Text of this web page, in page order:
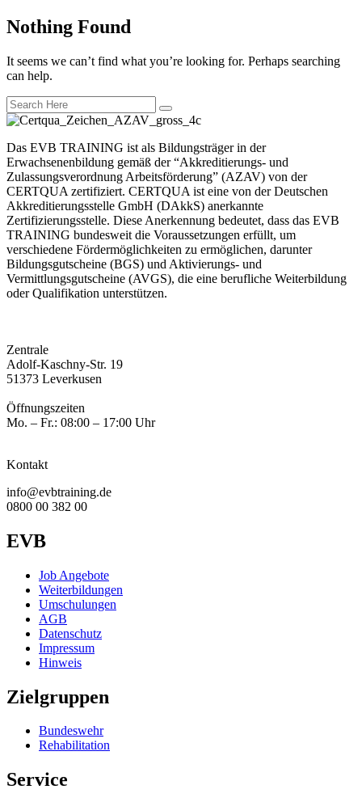
Nothing Found
It seems we can’t find what you’re looking for. Perhaps searching
can help.
Das EVB TRAINING ist als Bildungsträger in der
Erwachsenenbildung gemäß der “Akkreditierungs- und
Zulassungsverordnung Arbeitsförderung” (AZAV) von der
CERTQUA zertifiziert. CERTQUA ist eine von der Deutschen
Akkreditierungsstelle GmbH (DAkkS) anerkannte
Zertifizierungsstelle. Diese Anerkennung bedeutet, dass das EVB
TRAINING bundesweit die Voraussetzungen erfüllt, um
verschiedene Fördermöglichkeiten zu ermöglichen, darunter
Bildungsgutscheine (BGS) und Aktivierungs- und
Vermittlungsgutscheine (AVGS), die eine berufliche Weiterbildung
oder Qualifikation unterstützen.
Zentrale
Adolf-Kaschny-Str. 19
51373 Leverkusen
Öffnungszeiten
Mo. – Fr.: 08:00 – 17:00 Uhr
Kontakt
info@evbtraining.de
0800 00 382 00
EVB
Job Angebote
Weiterbildungen
Umschulungen
AGB
Datenschutz
Impressum
Hinweis
Zielgruppen
Bundeswehr
Rehabilitation
Service